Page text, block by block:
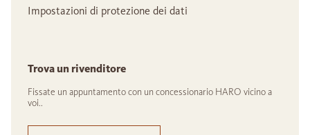
Impostazioni di protezione dei dati
Trova un rivenditore
Fissate un appuntamento con un concessionario HARO vicino a
voi..